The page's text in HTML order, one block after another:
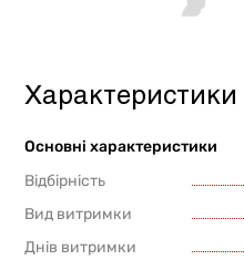
Характеристики
Основні характеристики
Відбірність
Вид витримки
Днів витримки